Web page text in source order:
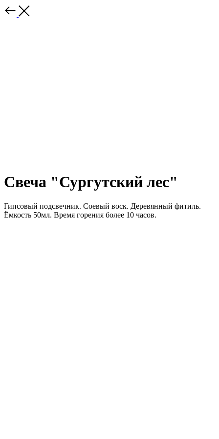
Свеча "Сургутский лес"
Гипсовый подсвечник. Соевый воск. Деревянный фитиль.
Ёмкость 50мл. Время горения более 10 часов.